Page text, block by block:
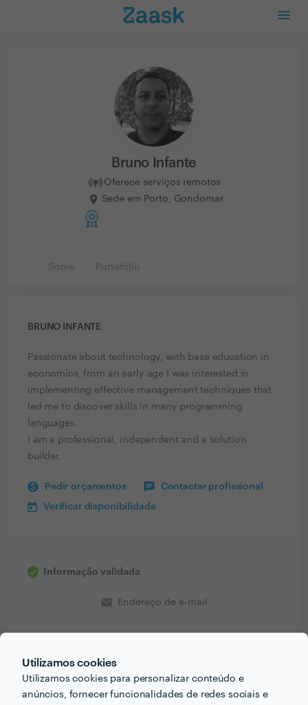
Utilizamos cookies
Utilizamos cookies para personalizar conteúdo e
anúncios, fornecer funcionalidades de redes sociais e
Bruno Infante
Oferece serviços remotos
Sede em Porto, Gondomar
Sobre Portefólio
BRUNO INFANTE
Passionate about technology, with base education in
economics, from an early age I was interested in
implementing effective management techniques that
led me to discover skills in many programming
languages.
I am a professional, independent and a solution
builder.
Pedir orçamentos Contactar profissional
Verificar disponibilidade
Informação validada
email Endereço de e-mail
PORTEFÓLIO